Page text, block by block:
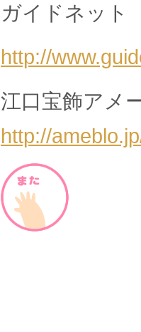
ガイドネット
http://
江口宝飾アメ
http://